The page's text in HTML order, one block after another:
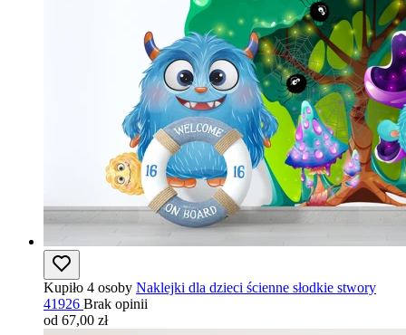
Kupiło 4 osoby Naklejki dla dzieci ścienne słodkie stwory
41926 Brak opinii
od 67,00 zł